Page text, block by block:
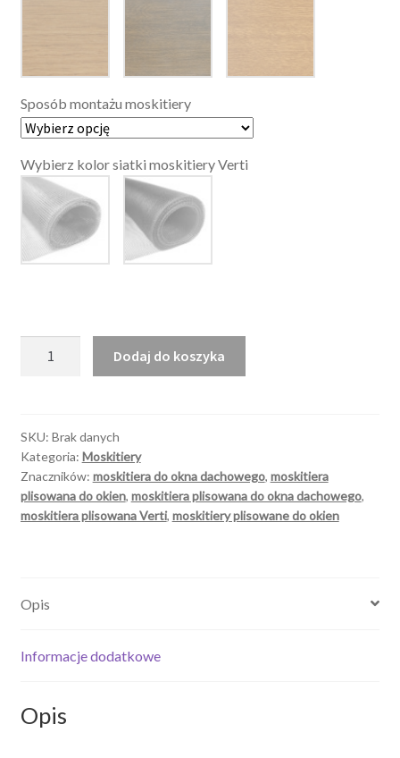
Sposób montażu moskitiery
Wybierz kolor siatki moskitiery Verti
okna
dachowego
Verti
Dodaj do koszyka
SKU: Brak danych
Kategoria: Moskitiery
Znaczników: moskitiera do okna dachowego, moskitiera
plisowana do okien, moskitiera plisowana do okna dachowego,
moskitiera plisowana Verti, moskitiery plisowane do okien
Opis
Informacje dodatkowe
Opis